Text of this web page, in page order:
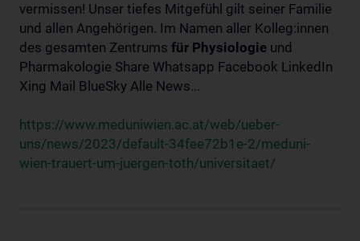
vermissen! Unser tiefes Mitgefühl gilt seiner Familie
und allen Angehörigen. Im Namen aller Kolleg:innen
des gesamten Zentrums für Physiologie und
Pharmakologie Share Whatsapp Facebook LinkedIn
Xing Mail BlueSky Alle News...
https://www.meduniwien.ac.at/web/ueber-
uns/news/2023/default-34fee72b1e-2/meduni-
wien-trauert-um-juergen-toth/universitaet/